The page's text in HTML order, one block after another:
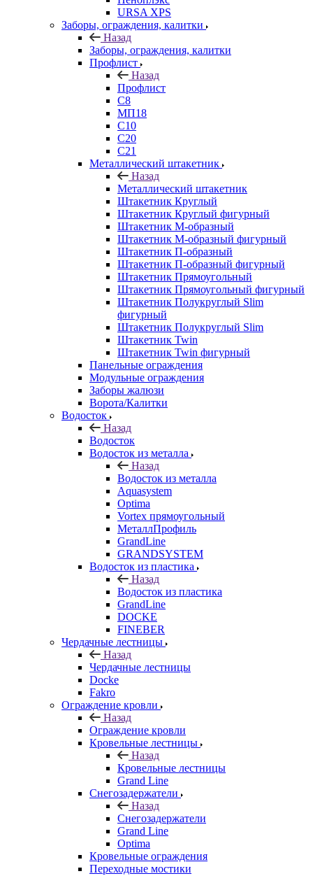
URSA XPS
Заборы, ограждения, калитки
Назад
Заборы, ограждения, калитки
Профлист
Назад
Профлист
С8
МП18
С10
С20
С21
Металлический штакетник
Назад
Металлический штакетник
Штакетник Круглый
Штакетник Круглый фигурный
Штакетник М-образный
Штакетник М-образный фигурный
Штакетник П-образный
Штакетник П-образный фигурный
Штакетник Прямоугольный
Штакетник Прямоугольный фигурный
Штакетник Полукруглый Slim
фигурный
Штакетник Полукруглый Slim
Штакетник Twin
Штакетник Twin фигурный
Панельные ограждения
Модульные ограждения
Заборы жалюзи
Ворота/Калитки
Водосток
Назад
Водосток
Водосток из металла
Назад
Водосток из металла
Aquasystem
Optima
Vortex прямоугольный
МеталлПрофиль
GrandLine
GRANDSYSTEM
Водосток из пластика
Назад
Водосток из пластика
GrandLine
DOCKE
FINEBER
Чердачные лестницы
Назад
Чердачные лестницы
Docke
Fakro
Ограждение кровли
Назад
Ограждение кровли
Кровельные лестницы
Назад
Кровельные лестницы
Grand Line
Снегозадержатели
Назад
Снегозадержатели
Grand Line
Optima
Кровельные ограждения
Переходные мостики